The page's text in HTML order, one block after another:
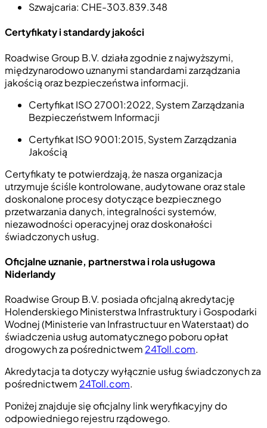
Szwajcaria: CHE-303.839.348
Certyfikaty i standardy jakości
Roadwise Group B.V. działa zgodnie z najwyższymi,
międzynarodowo uznanymi standardami zarządzania
jakością oraz bezpieczeństwa informacji.
Certyfikat ISO 27001:2022, System Zarządzania
Bezpieczeństwem Informacji
Certyfikat ISO 9001:2015, System Zarządzania
Jakością
Certyfikaty te potwierdzają, że nasza organizacja
utrzymuje ściśle kontrolowane, audytowane oraz stale
doskonalone procesy dotyczące bezpiecznego
przetwarzania danych, integralności systemów,
niezawodności operacyjnej oraz doskonałości
świadczonych usług.
Oficjalne uznanie, partnerstwa i rola usługowa
Niderlandy
Roadwise Group B.V. posiada oficjalną akredytację
Holenderskiego Ministerstwa Infrastruktury i Gospodarki
Wodnej (Ministerie van Infrastructuur en Waterstaat) do
świadczenia usług automatycznego poboru opłat
drogowych za pośrednictwem 24Toll.com.
Akredytacja ta dotyczy wyłącznie usług świadczonych za
pośrednictwem 24Toll.com.
Poniżej znajduje się oficjalny link weryfikacyjny do
odpowiedniego rejestru rządowego.